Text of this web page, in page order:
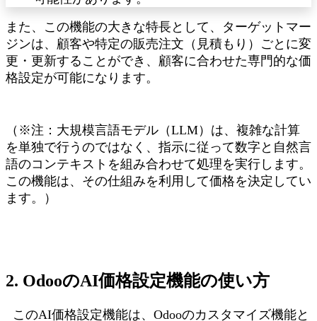
また、この機能の大きな特長として、ターゲットマー
ジンは、顧客や特定の販売注文（見積もり）ごとに変
更・更新することができ、顧客に合わせた専門的な価
格設定が可能になります。
（※注：大規模言語モデル（LLM）は、複雑な計算
を単独で行うのではなく、指示に従って数字と自然言
語のコンテキストを組み合わせて処理を実行します。
この機能は、その仕組みを利用して価格を決定してい
ます。）
2. OdooのAI価格設定機能の使い方
このAI価格設定機能は、Odooのカスタマイズ機能と